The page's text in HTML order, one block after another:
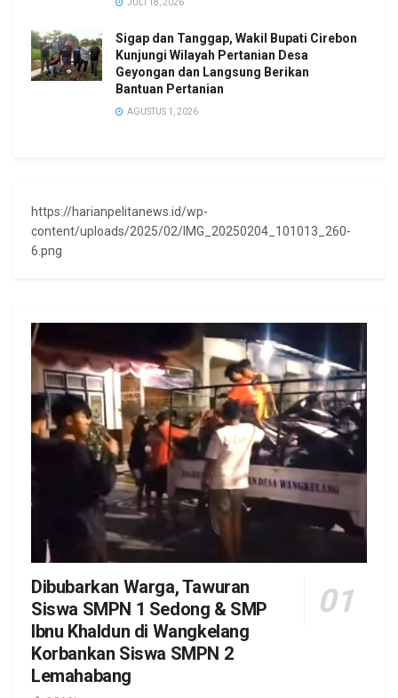
Sigap dan Tanggap, Wakil Bupati Cirebon
Kunjungi Wilayah Pertanian Desa
Geyongan dan Langsung Berikan
Bantuan Pertanian
AGUSTUS 1, 2026
https://harianpelitanews.id/wp-
content/uploads/2025/02/IMG_20250204_101013_260-
6.png
Dibubarkan Warga, Tawuran
Siswa SMPN 1 Sedong & SMP
Ibnu Khaldun di Wangkelang
Korbankan Siswa SMPN 2
Lemahabang